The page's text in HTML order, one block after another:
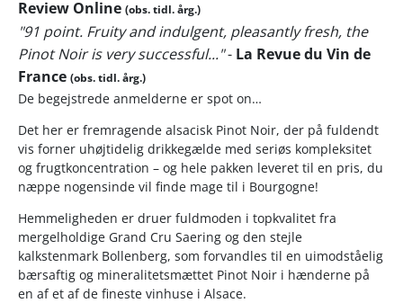
Review Online (obs. tidl. årg.)
"91 point. Fruity and indulgent, pleasantly fresh, the
Pinot Noir is very successful..."- La Revue du Vin de
France (obs. tidl. årg.)
De begejstrede anmelderne er spot on…
Det her er fremragende alsacisk Pinot Noir, der på fuldendt
vis forner uhøjtidelig drikkegælde med seriøs kompleksitet
og frugtkoncentration – og hele pakken leveret til en pris, du
næppe nogensinde vil finde mage til i Bourgogne!
Hemmeligheden er druer fuldmoden i topkvalitet fra
mergelholdige Grand Cru Saering og den stejle
kalkstenmark Bollenberg, som forvandles til en uimodståelig
bærsaftig og mineralitetsmættet Pinot Noir i hænderne på
en af et af de fineste vinhuse i Alsace.